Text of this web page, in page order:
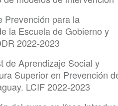
Prevención para la
la Escuela de Gobierno y
2022-2023
de Aprendizaje Social y
Superior en Prevención
LCIF 2022-2023